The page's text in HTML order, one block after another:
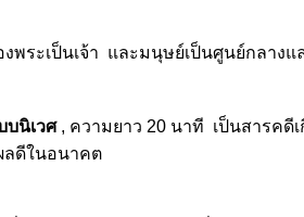
พระเป็นเจ้า และมนุษย์เป็นศูนย์กลาง
บนิเวศ, ความยาว 20 นาที เป็นสารคดี
ลดีในอนาคต